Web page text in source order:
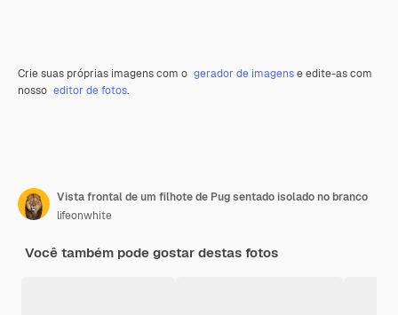
Crie suas próprias imagens com o gerador de imagense edite-as com
nosso editor de fotos.
Vista frontal de um filhote de Pug sentado isolado no branco
lifeonwhite
Você também pode gostar destas fotos